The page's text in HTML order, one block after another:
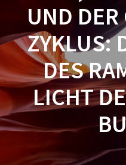
UND
ZYKLUS:
DES
LICHT